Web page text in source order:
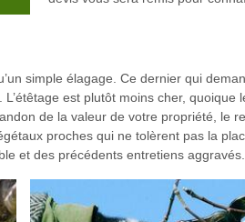
simple élagage. Ce dernier qui
est plutôt moins cher, quoique
de la valeur de votre propriété, le
proches qui ne tolèrent pas la
et des précédents entretiens aggravés.